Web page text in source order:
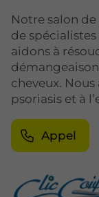
Notre salon
de
aidons à
cheveux. Nous
psoriasis et à
Appel